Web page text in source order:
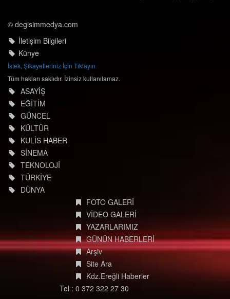
© degisimmedya.com
İletişim Bilgileri
Künye
İstek, Şikayetleriniz İçin Tıklayın
Tüm hakları saklıdır. İzinsiz kullanılamaz.
ASAYİŞ
EĞİTİM
GÜNCEL
KÜLTÜR
KULİS HABER
SİNEMA
TEKNOLOJİ
TÜRKİYE
DÜNYA
FOTO GALERİ
VİDEO GALERİ
YAZARLARIMIZ
GÜNÜN HABERLERİ
Arşiv
Site Ara
Kdz.Ereğli Haberler
Tel : 0 372 322 27 30